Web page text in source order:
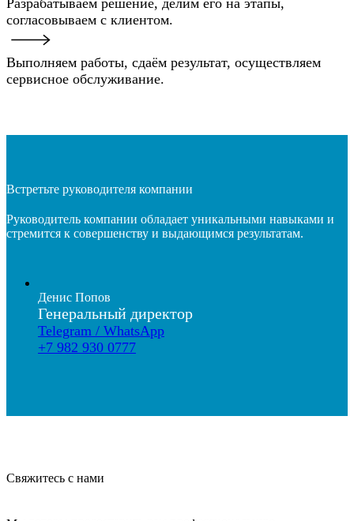
Разрабатываем решение, делим его на этапы,
согласовываем с клиентом.
Выполняем работы, сдаём результат, осуществляем
сервисное обслуживание.
Встретьте руководителя компании
Руководитель компании обладает уникальными навыками и
стремится к совершенству и выдающимся результатам.
Денис Попов
Генеральный директор
Telegram / WhatsApp
+7 982 930 0777
Свяжитесь с нами